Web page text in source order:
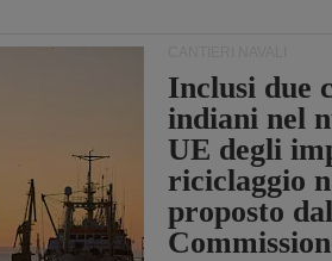
Inclusi due
indiani nel
UE degli
riciclaggio
proposto